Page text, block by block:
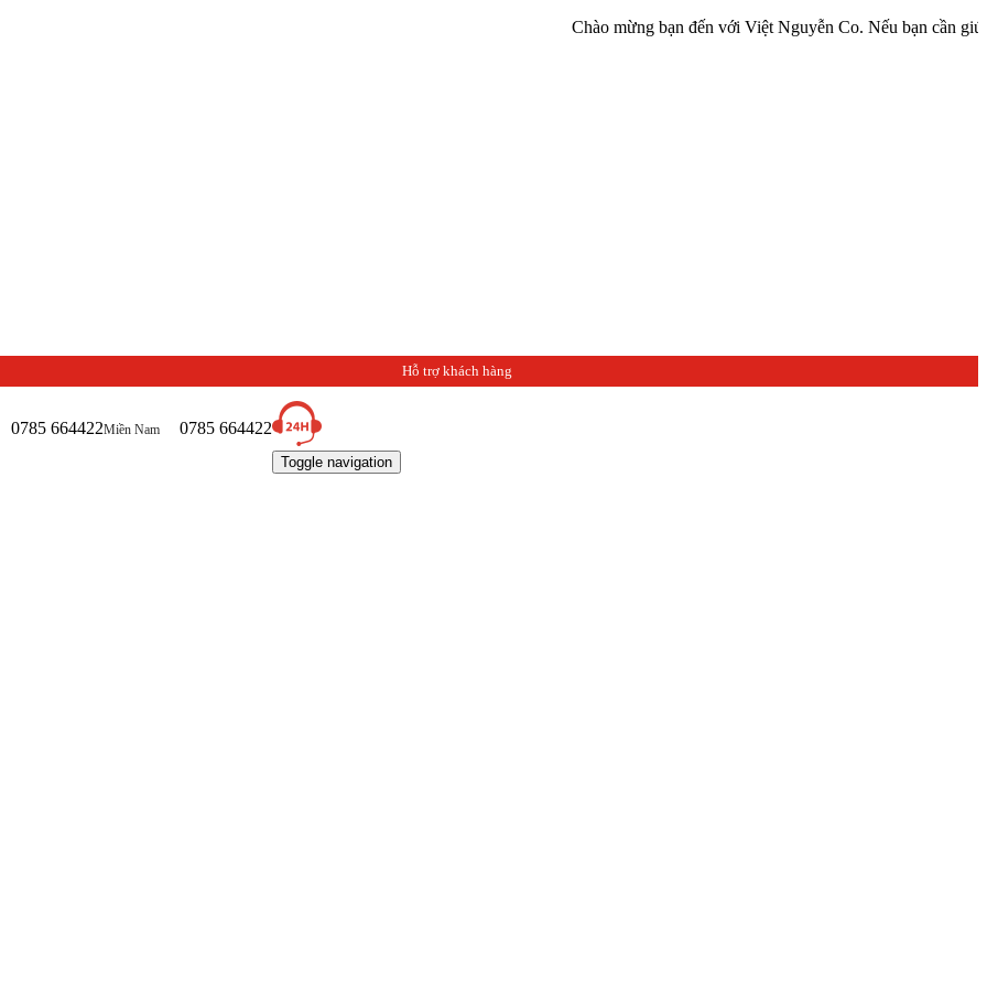
Chào mừng bạn đến với Việt Nguyễn Co. Nếu bạn cần giúp đỡ
Hỗ trợ khách hàng
0785 664422Miền Nam 0785 664422
Toggle navigation